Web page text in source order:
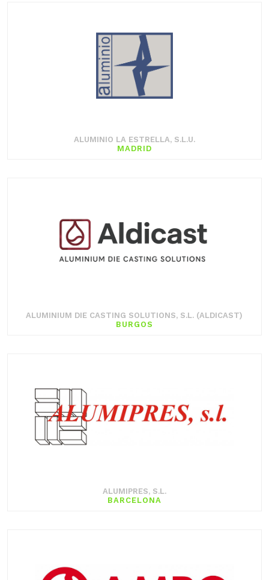
ALUMINIO LA ESTRELLA, S.L.U.
MADRID
ALUMINIUM DIE CASTING SOLUTIONS, S.L. (ALDICAST)
BURGOS
ALUMIPRES, S.L.
BARCELONA